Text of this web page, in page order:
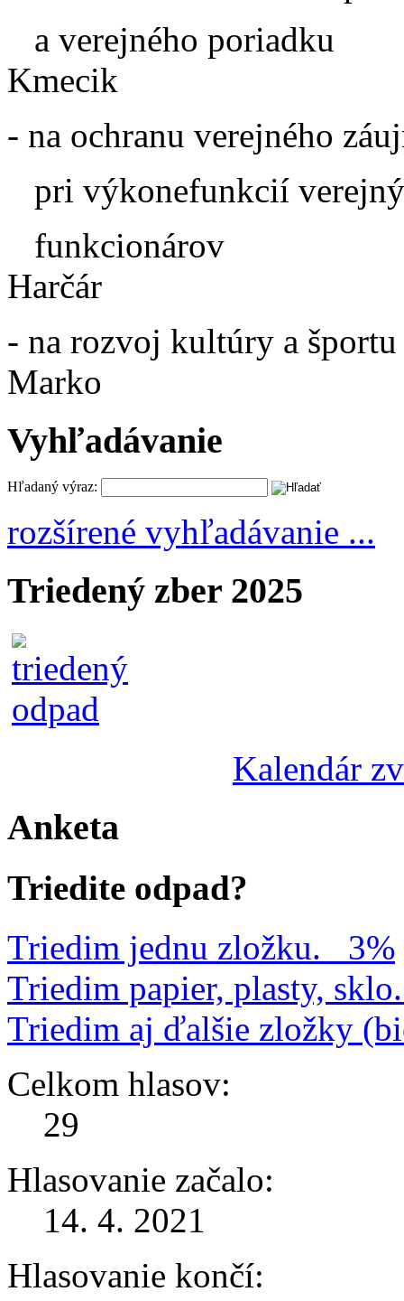
a verejného
Kmecik
- na ochranu verejného
pri výkonefunkcií
funkcionárov -
Harčár
- na rozvoj kultúry a
Marko
Vyhľadávanie
Hľadaný výraz:
rozšírené vyhľadávanie ...
Triedený zber 2025
Kalendár
Anketa
Triedite odpad?
Triedim jednu zložku.
3%
Triedim papier, plasty, sklo.
Triedim aj ďalšie zložky
Celkom hlasov:
29
Hlasovanie začalo:
14. 4. 2021
Hlasovanie končí: